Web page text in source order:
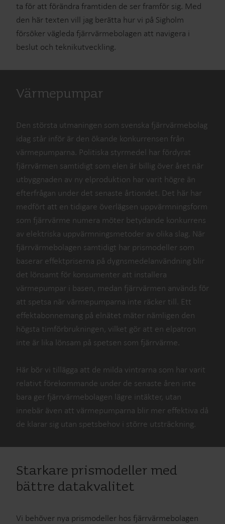
ta för att förändra framtiden de ser framför sig. Med
den här texten vill jag berätta hur vi på Sigholm
försöker vägleda fjärrvärmebolagen att navigera i
beslut och teknikutveckling.
Värmepumpar
Den största utmaningen som svenska fjärrvärmebolag
idag står inför är den ökande konkurrensen från
värmepumparna. Politiska styrmedel har fördyrat
fjärrvärmen samtidigt som elen är billig över året när
utbyggnaden av ny elproduktion har varit högre än
efterfrågan under det senaste årtiondet. Det här har
medfört att en tidigare överlägsen uppvärmningsform
som fjärrvärme numera möter betydande konkurrens
av elektriska uppvärmningsmetoder av olika slag. När
fjärrvärmebolagen samtidigt har prismodeller som
baserar effektpriserna på dygnsmedelanvändning blir
det lönsamt för konsumenter att installera
värmepumpar i basen, medan fjärrvärmen används för
att spetsa när värmepumparna inte räcker till. Ett
effektabonnemang på elnätet mäter nämligen den
högsta timförbrukningen, vilket gör att en elpatron
inte är lika lönsam på spetsen som fjärrvärme.
Här bör vi tillägga att de milda vintrarna som har varit
relativt förekommande under de senaste åren inte
bara ger fjärrvärmebolagen lägre intäkter, utan
innebär även att värmepumparna blir mer effektiva då
de klarar sig utan spetsbehov i större utsträckning.
Starkare prismodeller med
bättre datakvalitet
Vi behöver nya prismodeller hos fjärrvärmebolagen